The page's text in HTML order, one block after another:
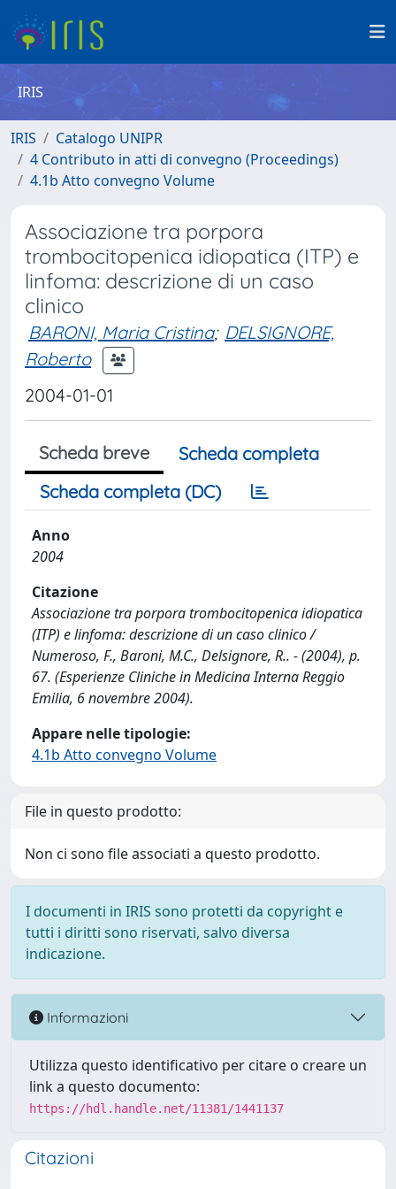
IRIS
IRIS
Catalogo UNIPR
4 Contributo in atti di convegno (Proceedings)
4.1b Atto convegno Volume
Associazione tra porpora
trombocitopenica idiopatica (ITP) e
linfoma: descrizione di un caso
clinico
BARONI, Maria Cristina; DELSIGNORE,
Roberto
2004-01-01
Scheda breve
Scheda completa
Scheda completa (DC)
Anno
2004
Citazione
Associazione tra porpora trombocitopenica idiopatica
(ITP) e linfoma: descrizione di un caso clinico /
Numeroso, F., Baroni, M.C., Delsignore, R.. - (2004), p.
67. (Esperienze Cliniche in Medicina Interna Reggio
Emilia, 6 novembre 2004).
Appare nelle tipologie:
4.1b Atto convegno Volume
File in questo prodotto:
Non ci sono file associati a questo prodotto.
I documenti in IRIS sono protetti da copyright e
tutti i diritti sono riservati, salvo diversa
indicazione.
Informazioni
Utilizza questo identificativo per citare o creare un
link a questo documento:
https://hdl.handle.net/11381/1441137
Citazioni